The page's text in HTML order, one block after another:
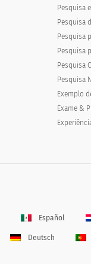
Pesquisa
Pesquisa
Pesquisa
Pesquisa
Pesquisa
Pesquisa
Exemplo
Exame &
Español
Deutsch